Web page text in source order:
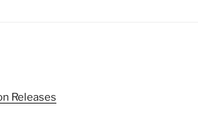
Releases